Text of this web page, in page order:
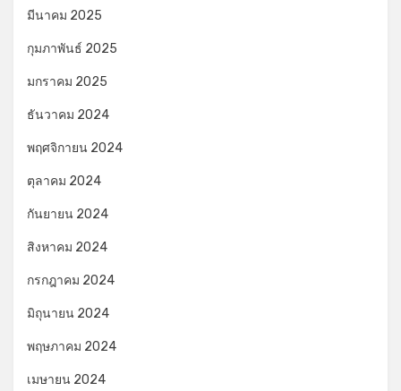
มีนาคม 2025
กุมภาพันธ์ 2025
มกราคม 2025
ธันวาคม 2024
พฤศจิกายน 2024
ตุลาคม 2024
กันยายน 2024
สิงหาคม 2024
กรกฎาคม 2024
มิถุนายน 2024
พฤษภาคม 2024
เมษายน 2024